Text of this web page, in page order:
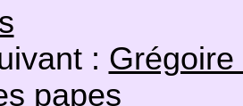
: Grégoire
papes